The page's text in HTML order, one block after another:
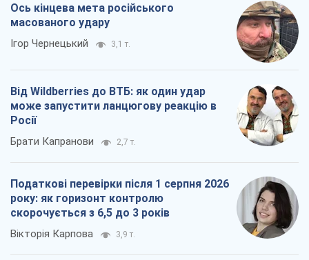
Ось кінцева мета російського
масованого удару
Ігор Чернецький 3,1 т.
Від Wildberries до ВТБ: як один удар
може запустити ланцюгову реакцію в
Росії
Брати Капранови 2,7 т.
Податкові перевірки після 1 серпня 2026
року: як горизонт контролю
скорочується з 6,5 до 3 років
Вікторія Карпова 3,9 т.